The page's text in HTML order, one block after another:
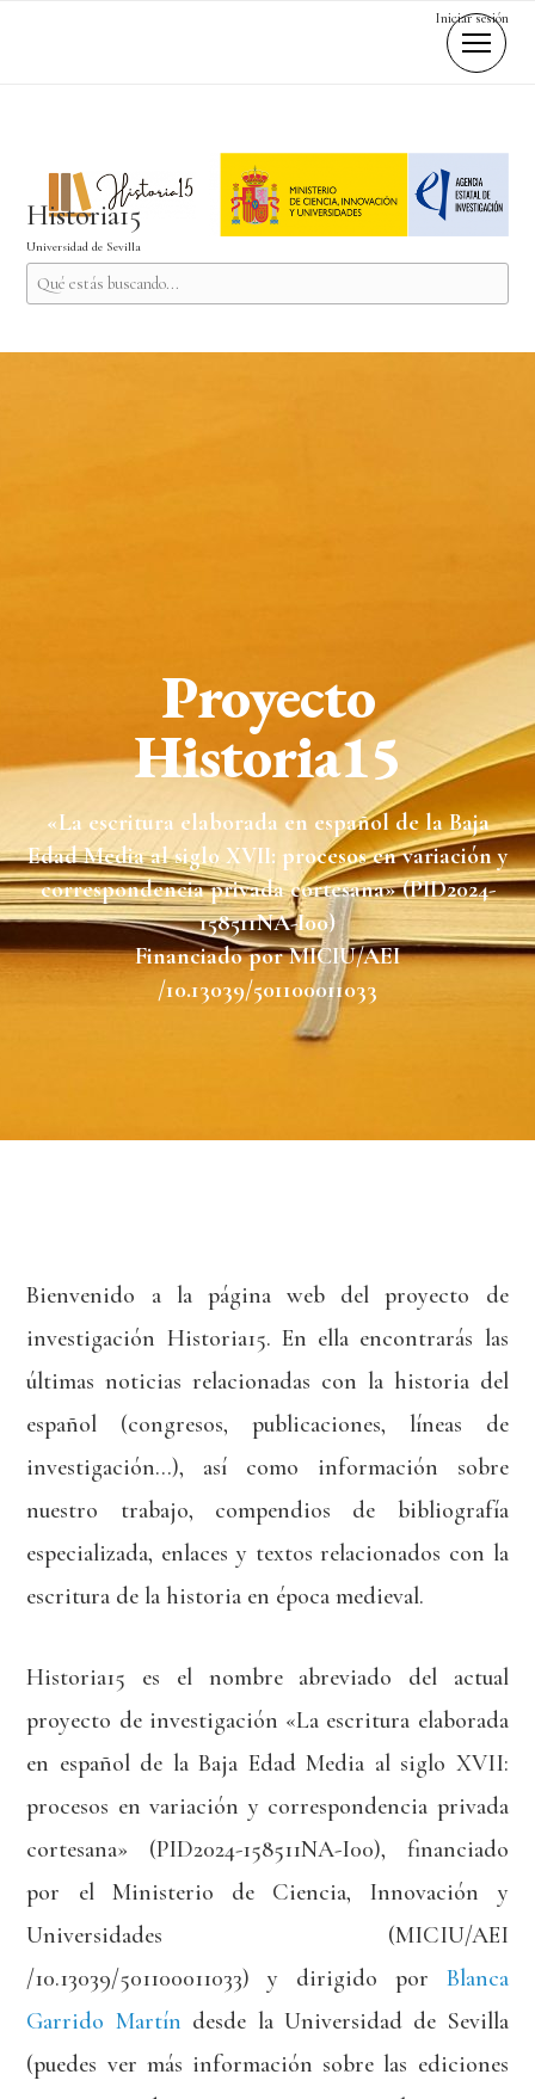
Iniciar sesión
Historia15
Universidad de Sevilla
Proyecto
Historia15
«La escritura elaborada en español de la Baja
Edad Media al siglo XVII: procesos en variación y
correspondencia privada cortesana» (PID2024-
158511NA-I00)
Financiado por MICIU/AEI
/10.13039/501100011033
Bienvenido a la página web del proyecto de
investigación Historia15. En ella encontrarás las
últimas noticias relacionadas con la historia del
español (congresos, publicaciones, líneas de
investigación…), así como información sobre
nuestro trabajo, compendios de bibliografía
especializada, enlaces y textos relacionados con la
escritura de la historia en época medieval.
Historia15 es el nombre abreviado del actual
proyecto de investigación «La escritura elaborada
en español de la Baja Edad Media al siglo XVII:
procesos en variación y correspondencia privada
cortesana» (PID2024-158511NA-I00), financiado
por el Ministerio de Ciencia, Innovación y
Universidades (MICIU/AEI
/10.13039/501100011033) y dirigido por Blanca
Garrido Martín desde la Universidad de Sevilla
(puedes ver más información sobre las ediciones